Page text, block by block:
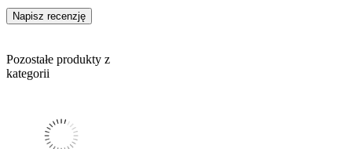
Napisz recenzję
Pozostałe produkty z
kategorii